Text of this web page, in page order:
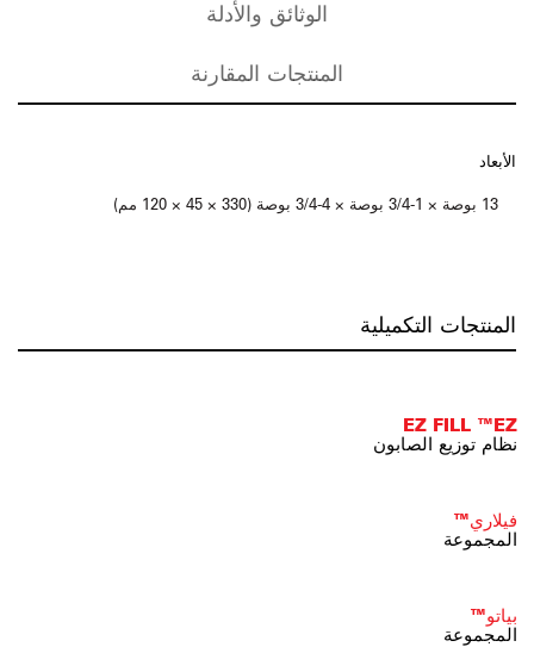
الوثائق والأدلة
المنتجات المقارنة
الأبعاد
13 بوصة × 1-3/4 بوصة × 4-3/4 بوصة (330 × 45 × 120 مم)
المنتجات التكميلية
EZ FILL ™EZ
نظام توزيع الصابون
فيلاري™
المجموعة
بياتو™
المجموعة